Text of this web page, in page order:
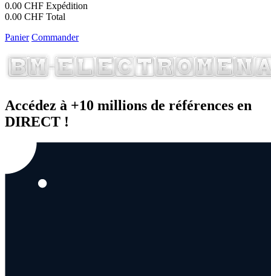
0.00 CHF Expédition
0.00 CHF Total
Panier Commander
Accédez à +10 millions de références en
DIRECT !